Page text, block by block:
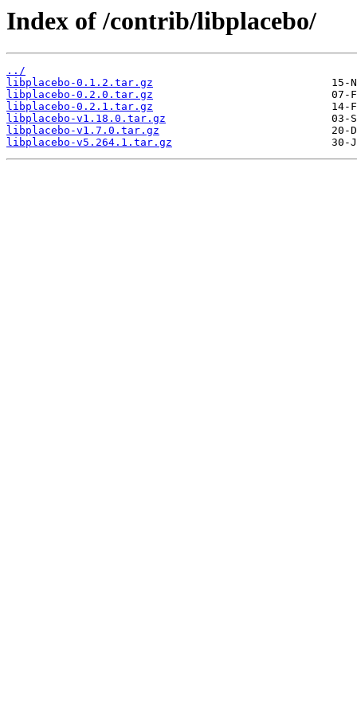
Index of /contrib/libplacebo/
../
libplacebo-0.1.2.tar.gz
libplacebo-0.2.0.tar.gz
libplacebo-0.2.1.tar.gz
libplacebo-v1.18.0.tar.gz
libplacebo-v1.7.0.tar.gz
libplacebo-v5.264.1.tar.gz